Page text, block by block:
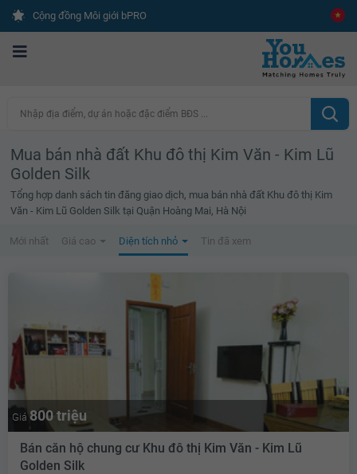
Cộng đồng Môi giới bPRO
Nhập địa điểm, dự án hoặc đặc điểm BĐS ...
Mua bán nhà đất Khu đô thị Kim Văn - Kim Lũ
Golden Silk
Tổng hợp danh sách tin đăng giao dịch, mua bán nhà đất Khu đô thị Kim
Văn - Kim Lũ Golden Silk tại Quận Hoàng Mai, Hà Nội
Mới nhất Giá cao Diện tích nhỏ Tin đã xem
Giá 800 triệu
Bán căn hộ chung cư Khu đô thị Kim Văn - Kim Lũ
Golden Silk